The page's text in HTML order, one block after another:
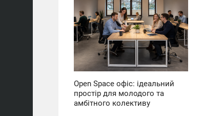
Open Space офіс: ідеальний
простір для молодого та
амбітного колективу